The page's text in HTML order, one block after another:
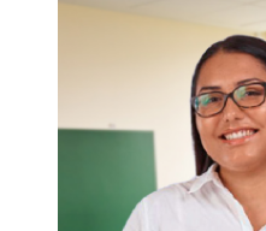
Amor,
Educación